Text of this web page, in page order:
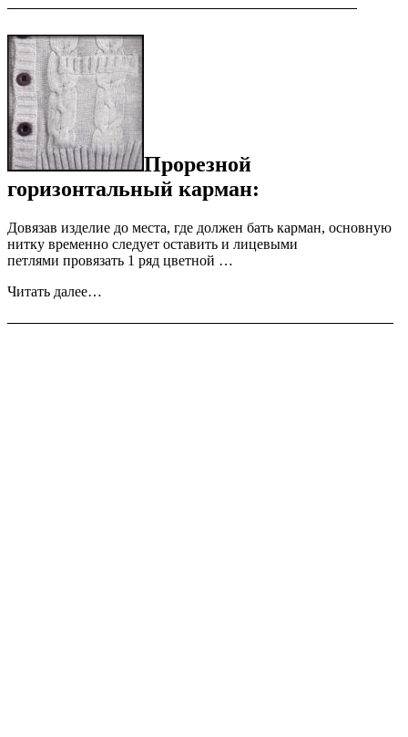
Прорезной
горизонтальный карман:
Довязав изделие до места, где должен бать карман, основную
нитку временно следует оставить и лицевыми
петлями провязать 1 ряд цветной …
Читать далее…